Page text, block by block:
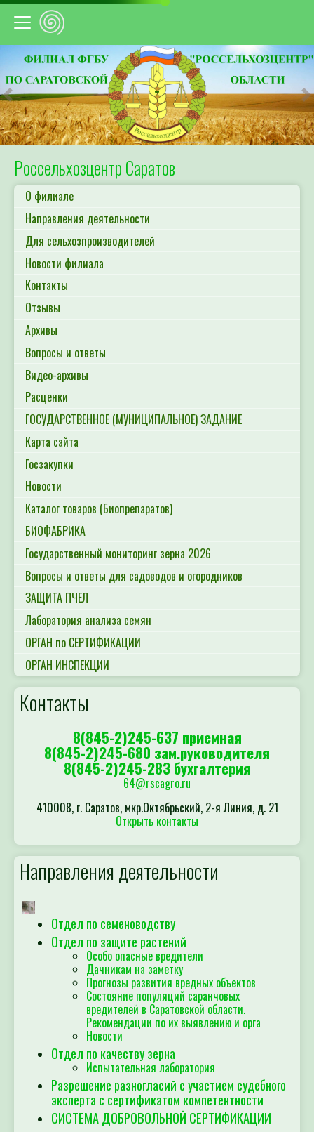
Предыдущий
Россельхозцентр Саратов
О филиале
Направления деятельности
Для сельхозпроизводителей
Новости филиала
Контакты
Отзывы
Архивы
Вопросы и ответы
Видео-архивы
Расценки
ГОСУДАРСТВЕННОЕ (МУНИЦИПАЛЬНОЕ) ЗАДАНИЕ
Карта сайта
Госзакупки
Новости
Каталог товаров (Биопрепаратов)
БИОФАБРИКА
Государственный мониторинг зерна 2026
Вопросы и ответы для садоводов и огородников
ЗАЩИТА ПЧЕЛ
Лаборатория анализа семян
ОРГАН по СЕРТИФИКАЦИИ
ОРГАН ИНСПЕКЦИИ
Контакты
8(845-2)245-637 приемная
8(845-2)245-680 зам.руководителя
8(845-2)245-283 бухгалтерия
64@rscagro.ru
410008, г. Саратов, мкр.Октябрьский, 2-я Линия, д. 21
Открыть контакты
Направления деятельности
Отдел по семеноводству
Отдел по защите растений
Особо опасные вредители
Дачникам на заметку
Прогнозы развития вредных объектов
Состояние популяций саранчовых
вредителей в Саратовской области.
Рекомендации по их выявлению и орга
Новости
Отдел по качеству зерна
Испытательная лаборатория
Разрешение разногласий с участием судебного
эксперта с сертификатом компетентности
СИСТЕМА ДОБРОВОЛЬНОЙ СЕРТИФИКАЦИИ